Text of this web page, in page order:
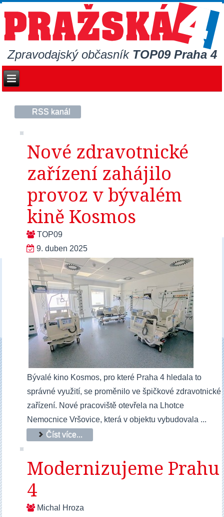
Zpravodajský občasník TOP09 Praha 4
RSS kanál
Nové zdravotnické
zařízení zahájilo
provoz v bývalém
kině Kosmos
TOP09
9. duben 2025
Bývalé kino Kosmos, pro které Praha 4 hledala to
správné využití, se proměnilo ve špičkové zdravotnické
zařízení. Nové pracoviště otevřela na Lhotce
Nemocnice Vršovice, která v objektu vybudovala ...
Číst více...
Modernizujeme Prahu
4
Michal Hroza